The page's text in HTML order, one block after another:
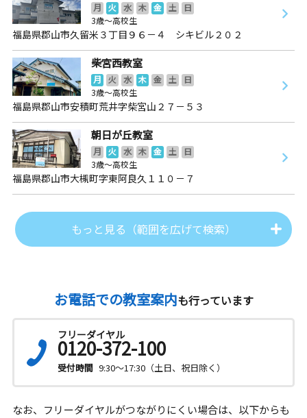
月 火 水 木 金 土
日
3歳～高校生
福島県郡山市久留米３丁目９６－４ シキビル２０２
柴宮西教室
月 火 水 木 金 土
日
3歳～高校生
福島県郡山市安積町荒井字柴宮山２７－５３
朝日が丘教室
月 火 水 木 金 土
日
3歳～高校生
福島県郡山市大槻町字東阿良久１１０－７
もっと見る（範囲を広げて検索）
お電話での教室案内も行っています
フリーダイヤル
0120-372-100
受付時間 9:30～17:30（土日、祝日除く）
なお、フリーダイヤルがつながりにくい場合は、以下からも